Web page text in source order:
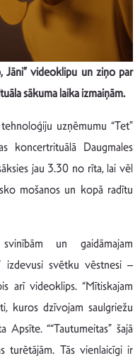
Jāni” videoklipu un ziņo par
sākuma laika izmaiņām.
uzņēmumu “Tet”
koncertrituālā Daugmales
jau 3.30 no rīta, lai vēl
mošanos un kopā radītu
un gaidāmajam
izdevusi svētku vēstnesi –
arī videoklips. “Mītiskajam
kuros dzīvojam saulgriežu
Apsīte. ““Tautumeitas” šajā
turētājām. Tās vienlaicīgi ir